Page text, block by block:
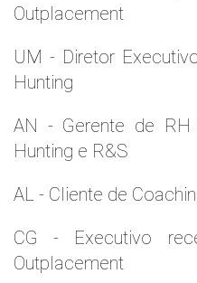
Outplacement
UM - Diretor
Hunting
AN - Gerente de
Hunting e R&S
AL - Cliente de
CG - Executivo
Outplacement